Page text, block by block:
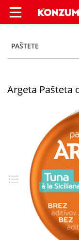
PAŠTETE
Argeta Pašteta